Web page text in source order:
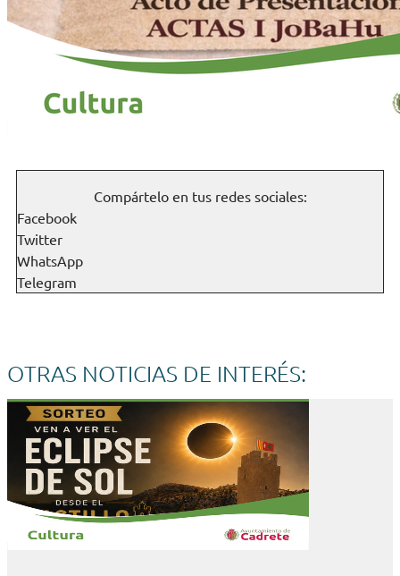
Compártelo en tus redes sociales:
Facebook
Twitter
WhatsApp
Telegram
OTRAS NOTICIAS DE INTERÉS: